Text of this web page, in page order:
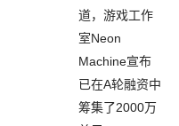
道，游戏工作
室Neon
Machine宣布
已在A轮融资中
筹集了2000万